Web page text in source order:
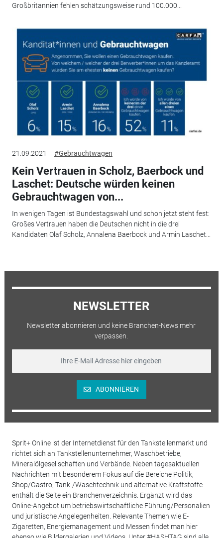
Großbritannien fehlen schätzungsweise rund 100.000...
21.09.2021 #Gebrauchtwagen
Kein Vertrauen in Scholz, Baerbock und
Laschet: Deutsche würden keinen
Gebrauchtwagen von...
In wenigen Tagen ist Bundestagswahl und schon jetzt steht fest:
Großes Vertrauen haben die Deutschen nicht in die drei
Kandidaten Olaf Scholz, Annalena Baerbock und Armin Laschet...
NEWSLETTER
Newsletter abonnieren und keine Branchen-News mehr
verpassen.
ABONNIEREN
Sprit+ Online ist der Internetdienst für den Tankstellenmarkt und
richtet sich an Tankstellenunternehmer, Waschbetriebe,
Mineralölgesellschaften und Verbände. Neben tagesaktuellen
Nachrichten mit besonderem Fokus auf die Bereiche Politik,
Shop/Gastro, Tank-/Waschtechnik und alternative Kraftstoffe
enthält die Seite ein Branchenverzeichnis. Ergänzt wird das
Online-Angebot um betriebswirtschaftliche Führung/Personalien
und juristische Angelegenheiten. Relevante Themen wie E-
Zigaretten, Energiemanagement und Messen findet man hier